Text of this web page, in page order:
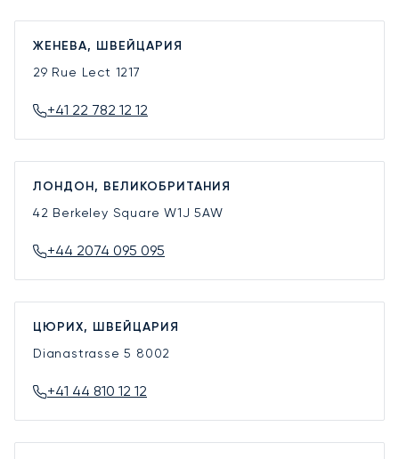
ЖЕНЕВА, ШВЕЙЦАРИЯ
29 Rue Lect 1217
+41 22 782 12 12
ЛОНДОН, ВЕЛИКОБРИТАНИЯ
42 Berkeley SquareW1J 5AW
+44 2074 095 095
ЦЮРИХ, ШВЕЙЦАРИЯ
Dianastrasse 5 8002
+41 44 810 12 12